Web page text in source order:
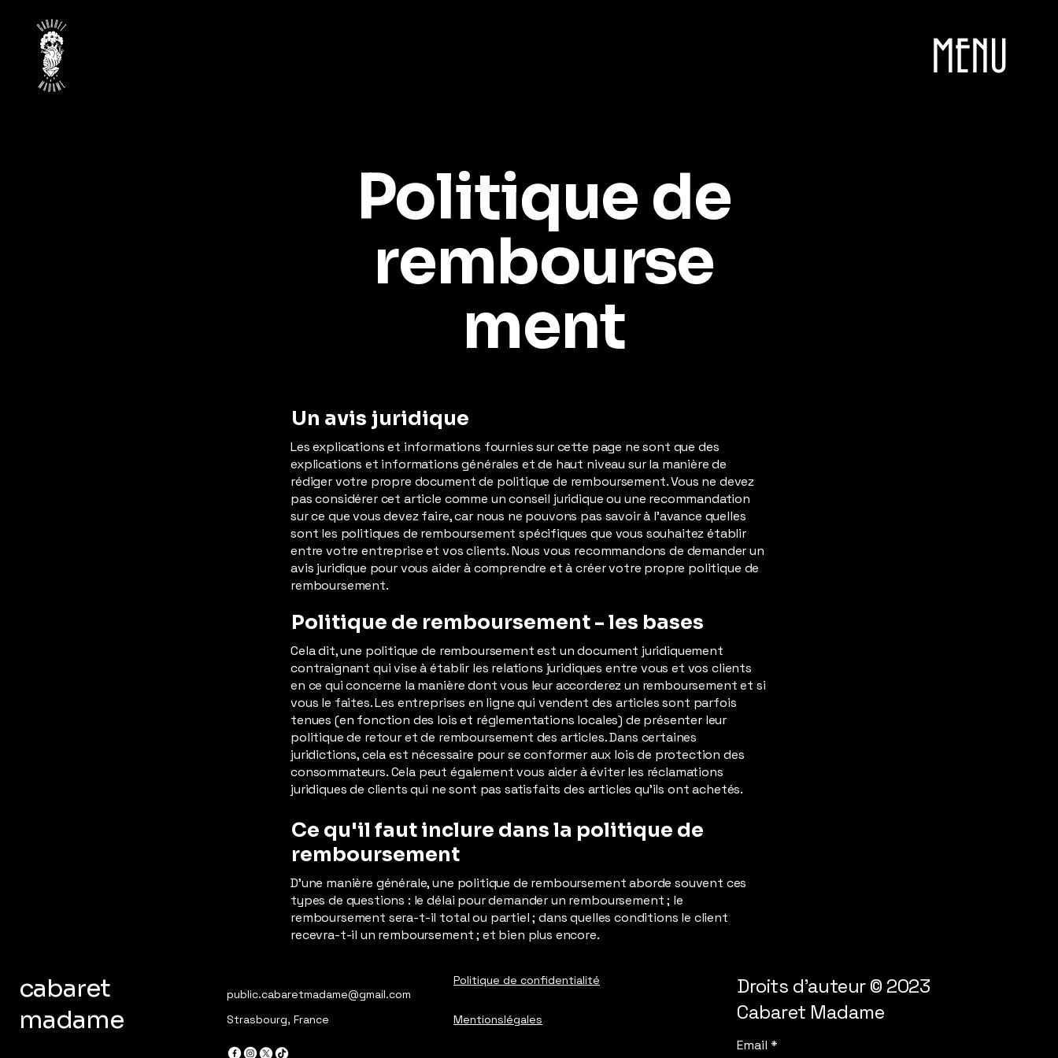
MENU
Politique de
rembourse
ment
Un avis juridique
Les explications et informations fournies sur cette page ne sont que des
explications et informations générales et de haut niveau sur la manière de
rédiger votre propre document de politique de remboursement. Vous ne devez
pas considérer cet article comme un conseil juridique ou une recommandation
sur ce que vous devez faire, car nous ne pouvons pas savoir à l'avance quelles
sont les politiques de remboursement spécifiques que vous souhaitez établir
entre votre entreprise et vos clients. Nous vous recommandons de demander un
avis juridique pour vous aider à comprendre et à créer votre propre politique de
remboursement.
Politique de remboursement - les bases
Cela dit, une politique de remboursement est un document juridiquement
contraignant qui vise à établir les relations juridiques entre vous et vos clients
en ce qui concerne la manière dont vous leur accorderez un remboursement et si
vous le faites. Les entreprises en ligne qui vendent des articles sont parfois
tenues (en fonction des lois et réglementations locales) de présenter leur
politique de retour et de remboursement des articles. Dans certaines
juridictions, cela est nécessaire pour se conformer aux lois de protection des
consommateurs. Cela peut également vous aider à éviter les réclamations
juridiques de clients qui ne sont pas satisfaits des articles qu'ils ont achetés.
Ce qu'il faut inclure dans la politique de
remboursement
D'une manière générale, une politique de remboursement aborde souvent ces
types de questions : le délai pour demander un remboursement ; le
remboursement sera-t-il total ou partiel ; dans quelles conditions le client
recevra-t-il un remboursement ; et bien plus encore.
cabaret
madame
public.cabaretmadame@gmail.com
Strasbourg, France
Politique de confidentialité
Mentionslégales
Droits d'auteur © 2023
Cabaret Madame
Email *